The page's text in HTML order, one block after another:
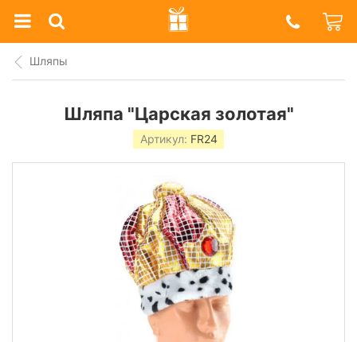
Prazdnik
Shop
Шляпы
Шляпа "Царская золотая"
Артикул: FR24